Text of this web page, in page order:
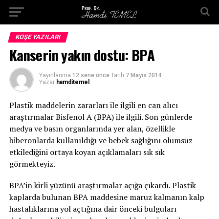
KÖŞE YAZILARI
Kanserin yakın dostu: BPA
Yayınlanma 12 sene önce Tarih 7 Mayıs 2014
Yazar hamditemel
Plastik maddelerin zararları ile ilgili en can alıcı
araştırmalar Bisfenol A (BPA) ile ilgili. Son günlerde
medya ve basın organlarında yer alan, özellikle
biberonlarda kullanıldığı ve bebek sağlığını olumsuz
etkilediğini ortaya koyan açıklamaları sık sık
görmekteyiz.
BPA’in kirli yüzünü araştırmalar açığa çıkardı. Plastik
kaplarda bulunan BPA maddesine maruz kalmanın kalp
hastalıklarına yol açtığına dair önceki bulguları